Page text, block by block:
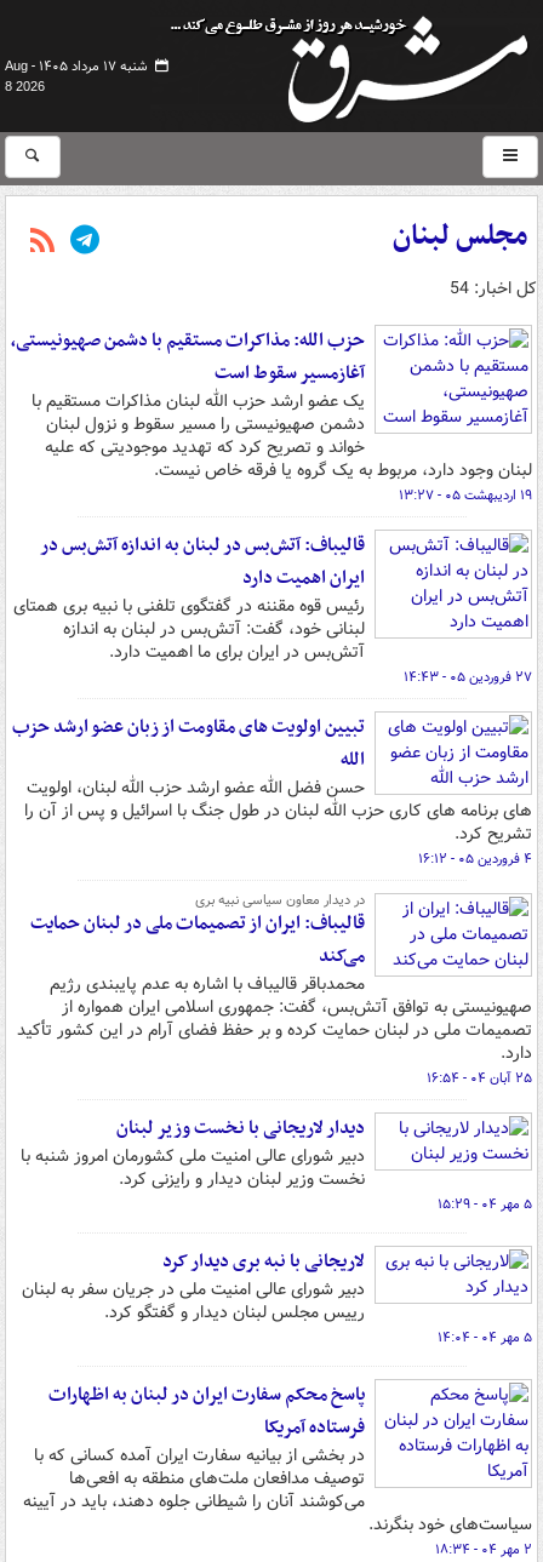
شنبه ۱۷ مرداد ۱۴۰۵ -
Aug
8 2026
مجلس لبنان
کل اخبار: 54
حزب الله: مذاکرات مستقیم با دشمن صهیونیستی،
آغازمسیر سقوط است
یک عضو ارشد حزب الله لبنان مذاکرات مستقیم با
دشمن صهیونیستی را مسیر سقوط و نزول لبنان
خواند و تصریح کرد که تهدید موجودیتی که علیه
لبنان وجود دارد، مربوط به یک گروه یا فرقه خاص نیست.
۱۹ اردیبهشت ۰۵ - ۱۳:۲۷
قالیباف: آتش‌بس در لبنان به اندازه آتش‌بس در
ایران اهمیت دارد
رئیس قوه مقننه در گفتگوی تلفنی با نبیه بری همتای
لبنانی خود، گفت: آتش‌بس در لبنان به اندازه
آتش‌بس در ایران برای ما اهمیت دارد.
۲۷ فروردین ۰۵ - ۱۴:۴۳
تبیین اولویت های مقاومت از زبان عضو ارشد حزب
الله
حسن فضل الله عضو ارشد حزب الله لبنان، اولویت
های برنامه های کاری حزب الله لبنان در طول جنگ با اسرائیل و پس از آن را
تشریح کرد.
۴ فروردین ۰۵ - ۱۶:۱۲
در دیدار معاون سیاسی نبیه بری
قالیباف: ایران از تصمیمات ملی در لبنان حمایت
می‌کند
محمدباقر قالیباف با اشاره به عدم پایبندی رژیم
صهیونیستی به توافق آتش‌بس، گفت: جمهوری اسلامی ایران همواره از
تصمیمات ملی در لبنان حمایت کرده و بر حفظ فضای آرام در این کشور تأکید
دارد.
۲۵ آبان ۰۴ - ۱۶:۵۴
دیدار لاریجانی با نخست وزیر لبنان
دبیر شورای عالی امنیت ملی کشورمان امروز شنبه با
نخست وزیر لبنان دیدار و رایزنی کرد.
۵ مهر ۰۴ - ۱۵:۲۹
لاریجانی با نبه بری دیدار کرد
دبیر شورای عالی امنیت ملی در جریان سفر به لبنان
رییس مجلس لبنان دیدار و گفتگو کرد.
۵ مهر ۰۴ - ۱۴:۰۴
پاسخ محکم سفارت ایران در لبنان به اظهارات
فرستاده آمریکا
در بخشی از بیانیه سفارت ایران آمده کسانی که با
توصیف مدافعان ملت‌های منطقه به افعی‌ها
می‌کوشند آنان را شیطانی جلوه دهند، باید در آیینه
سیاست‌های خود بنگرند.
۲ مهر ۰۴ - ۱۸:۳۴